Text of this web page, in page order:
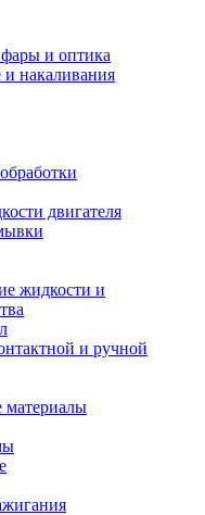
и оптика
накаливания
двигателя
жидкости и
и ручной
материалы